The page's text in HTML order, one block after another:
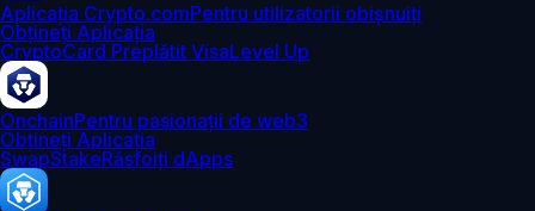
Aplicația Crypto.comPentru utilizatorii obișnuiți
Obțineți Aplicația
CryptoCard Preplătit VisaLevel Up
OnchainPentru pasionații de web3
Obțineți Aplicația
SwapStakeRăsfoiți dApps